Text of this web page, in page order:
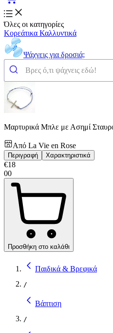
Όλες οι κατηγορίες
Κορεάτικα Καλλυντικά
Ψάχνεις για δροσιά;
Μαρτυρικά Μπλε με Ασημί
Από La Vie en Rose
Περιγραφή Χαρακτηριστικά
€18
00
Προσθήκη στο καλάθι
Παιδικά & Βρεφικά
/
Βάπτιση
/